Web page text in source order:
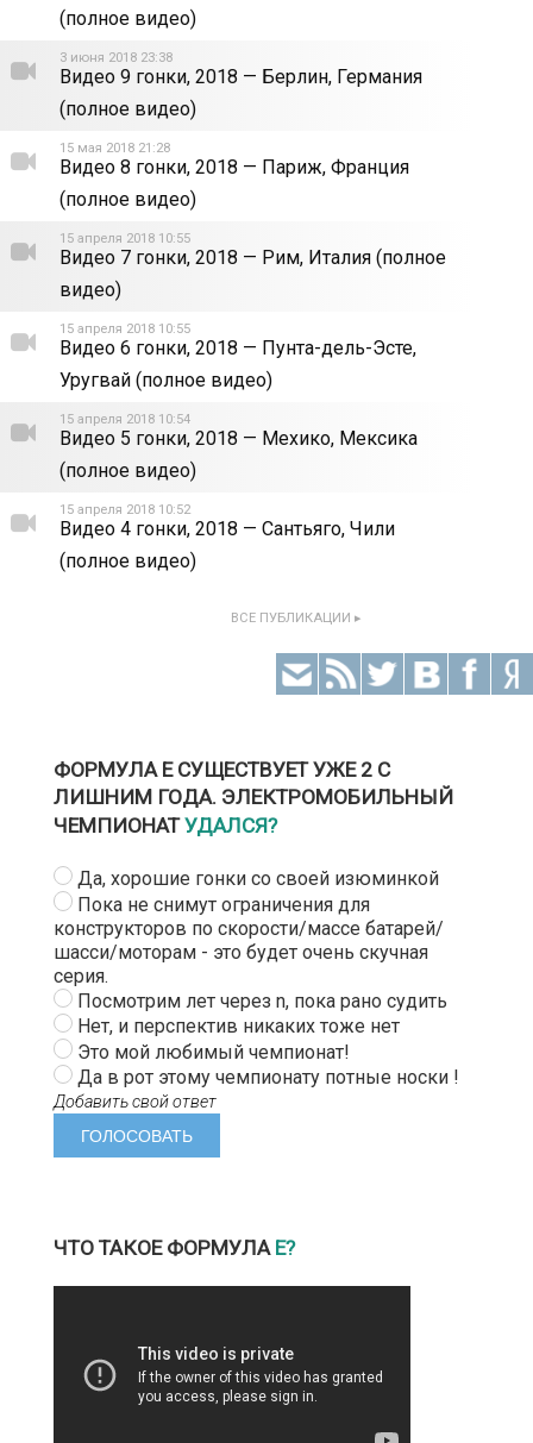
(полное видео)
3 июня 2018 23:38
Видео 9 гонки, 2018 — Берлин, Германия
(полное видео)
15 мая 2018 21:28
Видео 8 гонки, 2018 — Париж, Франция
(полное видео)
15 апреля 2018 10:55
Видео 7 гонки, 2018 — Рим, Италия (полное
видео)
15 апреля 2018 10:55
Видео 6 гонки, 2018 — Пунта-дель-Эсте,
Уругвай (полное видео)
15 апреля 2018 10:54
Видео 5 гонки, 2018 — Мехико, Мексика
(полное видео)
15 апреля 2018 10:52
Видео 4 гонки, 2018 — Сантьяго, Чили
(полное видео)
ВСЕ ПУБЛИКАЦИИ ▸
ФОРМУЛА Е СУЩЕСТВУЕТ УЖЕ 2 С
ЛИШНИМ ГОДА. ЭЛЕКТРОМОБИЛЬНЫЙ
ЧЕМПИОНАТУДАЛСЯ?
Да, хорошие гонки со своей изюминкой
Пока не снимут ограничения для
конструкторов по скорости/массе батарей/
шасси/моторам - это будет очень скучная
серия.
Посмотрим лет через n, пока рано судить
Нет, и перспектив никаких тоже нет
Это мой любимый чемпионат!
Да в рот этому чемпионату потные носки !
Добавить свой ответ
ЧТО ТАКОЕ ФОРМУЛА Е?